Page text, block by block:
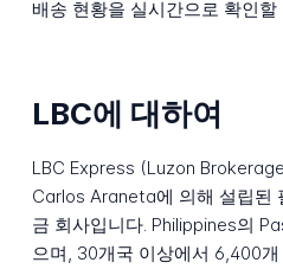
배송 현황을 실시간으로 확인할
LBC에 대하여
LBC Express (Luzon
Carlos Araneta에 의해 설립된
금 회사입니다. Philippines의
으며, 30개국 이상에서 6,400